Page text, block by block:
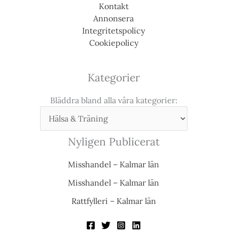
Kontakt
Annonsera
Integritetspolicy
Cookiepolicy
Kategorier
Bläddra bland alla våra kategorier:
Nyligen Publicerat
Misshandel – Kalmar län
Misshandel – Kalmar län
Rattfylleri – Kalmar län